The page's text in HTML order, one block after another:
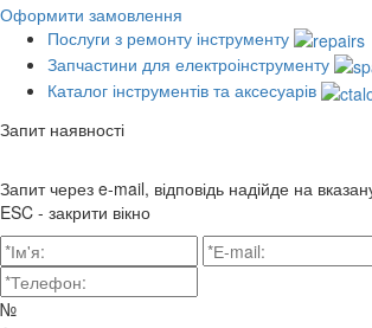
Оформити замовлення
Послуги з ремонту інструменту
Запчастини для електроінструменту
Каталог інструментів та аксесуарів
Запит наявності
Запит через e-mail, відповідь надійде на
ESC - закрити вікно
№